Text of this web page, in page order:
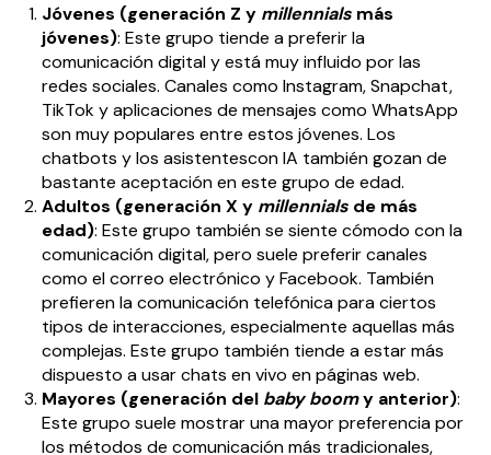
Jóvenes (generación Z y millennialsmás
jóvenes): Este grupo tiende a preferir la
comunicación digital y está muy influido por las
redes sociales. Canales como Instagram, Snapchat,
TikTok y aplicaciones de mensajes como WhatsApp
son muy populares entre estos jóvenes. Los
chatbots y los asistentescon IA también gozan de
bastante aceptación en este grupo de edad.
Adultos (generación X y millennialsde más
edad): Este grupo también se siente cómodo con la
comunicación digital, pero suele preferir canales
como el correo electrónico y Facebook. También
prefieren la comunicación telefónica para ciertos
tipos de interacciones, especialmente aquellas más
complejas. Este grupo también tiende a estar más
dispuesto a usar chats en vivo en páginas web.
Mayores (generación del baby boomy anterior):
Este grupo suele mostrar una mayor preferencia por
los métodos de comunicación más tradicionales,